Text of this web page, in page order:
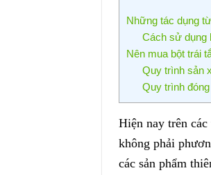
Những tác dụng
Cách sử dụng
Nên mua bột trái
Quy trình sản
Quy trình đóng
Hiện nay trên
không phải
các sản phẩm